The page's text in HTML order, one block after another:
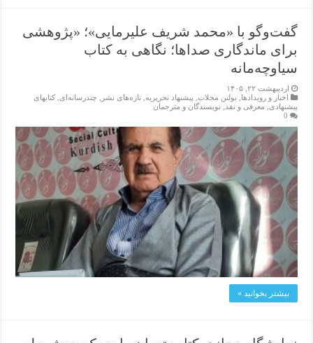
گفت‌وگو با «محمد شریف علیرمایی»؛ «پژوهشی
برای ماندگاری صداها؛ نگاهی به کتاب
سیاوچه‌مانه
اردیبهشت ۲۲, ۱۴۰۵
اخبار و رویدادها
بولتن مجلات پیشنهاد تحریریه ,تازەهای نشر چندرسانه‌ای ,کتابهای
پیشنهادی
معرفی و نقد
نویسندگان و مترجمان
0
بیشتر بخوانید »